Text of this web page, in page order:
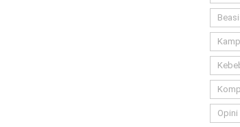
Opini